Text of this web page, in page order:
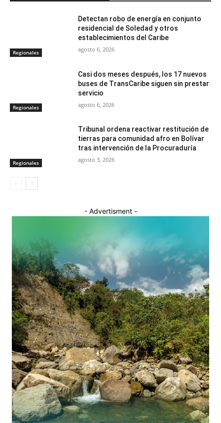
Regionales
Detectan robo de energía en conjunto
residencial de Soledad y otros
establecimientos del Caribe
agosto 6, 2026
Regionales
Casi dos meses después, los 17 nuevos
buses de TransCaribe siguen sin prestar
servicio
agosto 6, 2026
Regionales
Tribunal ordena reactivar restitución de
tierras para comunidad afro en Bolívar
tras intervención de la Procuraduría
agosto 3, 2026
- Advertisment -